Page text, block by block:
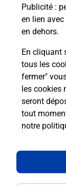
Publicité :
en lien avec
en dehors.
En cliquant
tous les
fermer"
les cookies
seront
tout
notre
Vous
toutes les
En savoir
La
médaillon